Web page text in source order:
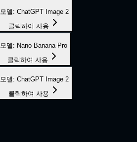
모델 : ChatGPT Image 2
클릭하여 사용
모델 : Nano Banana Pro
클릭하여 사용
모델 : ChatGPT Image 2
클릭하여 사용